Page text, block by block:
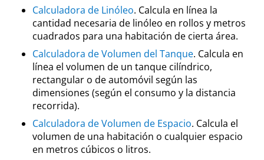
Calculadora de Linóleo. Calcula en línea la
cantidad necesaria de linóleo en rollos y metros
cuadrados para una habitación de cierta área.
Calculadora de Volumen del Tanque. Calcula en
línea el volumen de un tanque cilíndrico,
rectangular o de automóvil según las
dimensiones (según el consumo y la distancia
recorrida).
Calculadora de Volumen de Espacio. Calcula el
volumen de una habitación o cualquier espacio
en metros cúbicos o litros.